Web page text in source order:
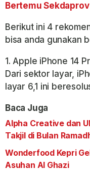
Bertemu
Berikut ini 4
bisa anda gunakan
1. Apple iPhone 14
Dari sektor layar,
layar 6,1 ini
Baca Juga
Alpha Creative dan
Takjil di Bulan
Wonderfood Kepri
Asuhan Al Ghazi